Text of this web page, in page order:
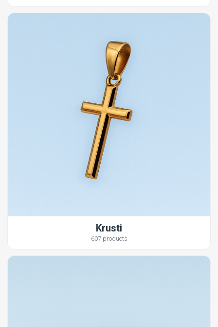
Krusti
607 products